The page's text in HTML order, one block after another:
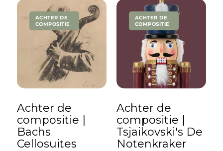
ACHTER DE
COMPOSITIE
Achter de
compositie |
Bachs
Cellosuites
ACHTER DE
COMPOSITIE
Achter de
compositie |
Tsjaikovski's De
Notenkraker